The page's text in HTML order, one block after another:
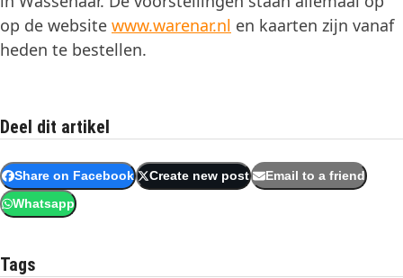
op de website www.warenar.nl en kaarten zijn vanaf
heden te bestellen.
Deel dit artikel
Share on Facebook Create new post Email to a friend
Whatsapp
Tags